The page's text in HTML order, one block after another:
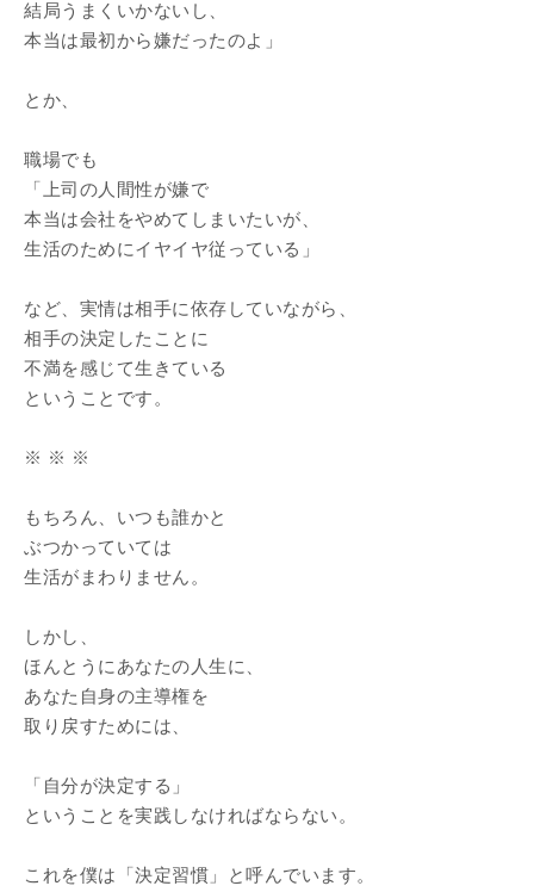
結局うまくいかないし、
本当は最初から嫌だったのよ」
とか、
職場でも
「上司の人間性が嫌で
本当は会社をやめてしまいたいが、
生活のためにイヤイヤ従っている」
など、実情は相手に依存していながら、
相手の決定したことに
不満を感じて生きている
ということです。
※ ※ ※
もちろん、いつも誰かと
ぶつかっていては
生活がまわりません。
しかし、
ほんとうにあなたの人生に、
あなた自身の主導権を
取り戻すためには、
「自分が決定する」
ということを実践しなければならない。
これを僕は「決定習慣」と呼んでいます。